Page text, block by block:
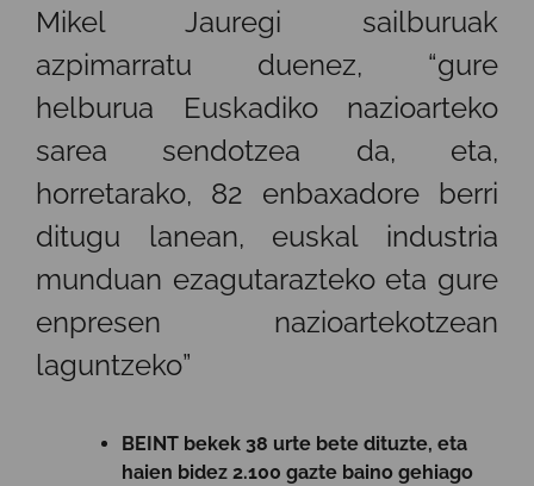
Mikel Jauregi sailburuak
azpimarratu duenez, “gure
helburua Euskadiko nazioarteko
sarea sendotzea da, eta,
horretarako, 82 enbaxadore berri
ditugu lanean, euskal industria
munduan ezagutarazteko eta gure
enpresen nazioartekotzean
laguntzeko”
BEINT bekek 38 urte bete dituzte, eta
haien bidez 2.100 gazte baino gehiago